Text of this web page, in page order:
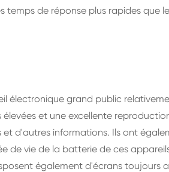
temps de réponse plus rapides que
électronique grand public
et une excellente
d'autres informations. Ils ont
de vie de la batterie de ces
également d'écrans toujours